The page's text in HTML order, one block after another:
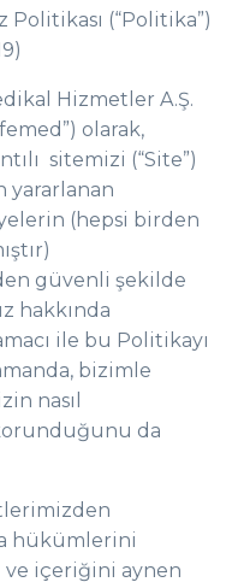
(“Politika”)
Hizmetler A.Ş.
olarak,
sitemizi (“Site”)
yararlanan
(hepsi birden
güvenli şekilde
hakkında
ile bu Politikayı
bizimle
nasıl
da
hükümlerini
içeriğini aynen